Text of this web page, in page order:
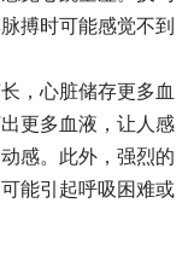
搏时可能感觉不到
，心脏储存更多血
更多血液，让人感
感。此外，强烈的
能引起呼吸困难或